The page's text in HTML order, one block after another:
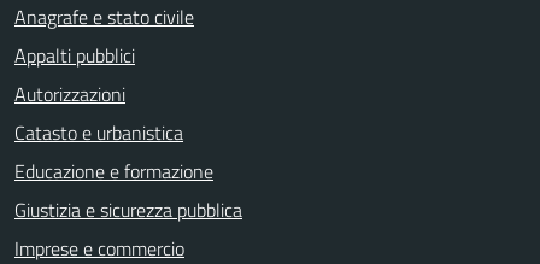
Anagrafe e stato civile
Appalti pubblici
Autorizzazioni
Catasto e urbanistica
Educazione e formazione
Giustizia e sicurezza pubblica
Imprese e commercio